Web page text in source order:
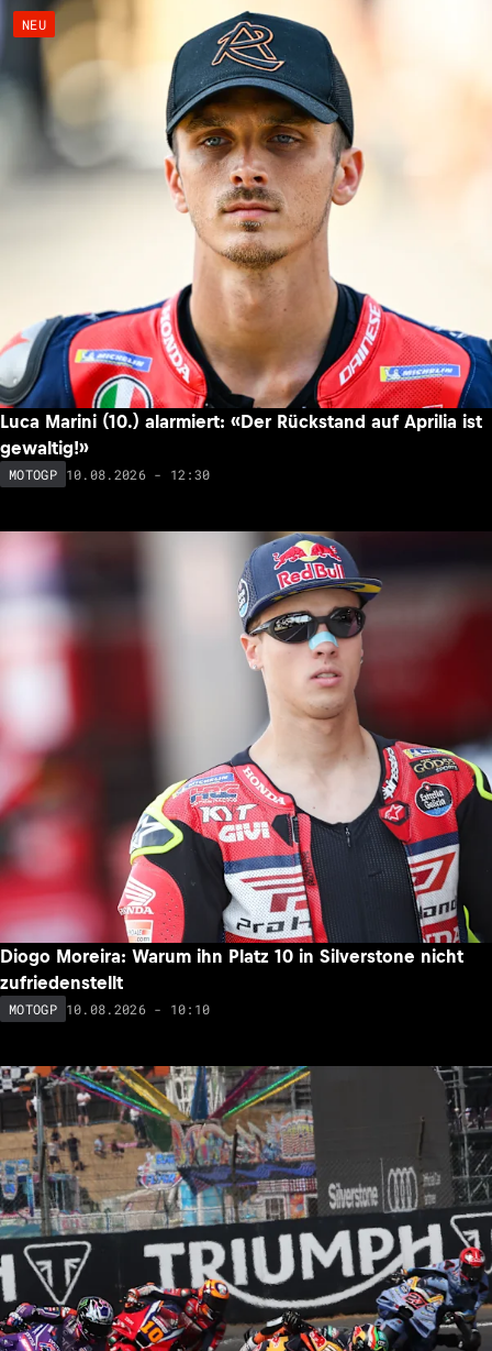
NEU
Luca Marini (10.) alarmiert: «Der Rückstand auf Aprilia ist
gewaltig!»
MOTOGP 10.08.2026 - 12:30
Diogo Moreira: Warum ihn Platz 10 in Silverstone nicht
zufriedenstellt
MOTOGP 10.08.2026 - 10:10